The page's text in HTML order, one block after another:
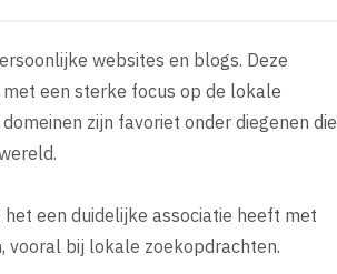
websites en blogs. Deze
een sterke focus op de lokale
zijn favoriet onder diegenen die
een duidelijke associatie heeft met
vooral bij lokale zoekopdrachten.